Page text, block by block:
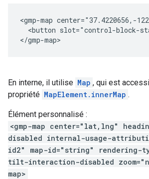
<gmp-map center="37.4220656,-
<button slot="control-block-
</gmp-map>
En interne, il utilise Map , qui est
propriété MapElement.innerMap .
Élément personnalisé :
<gmp-map center="lat,lng"
disabled internal-usage-
id2" map-id="string" rendering-
tilt-interaction-disabled
map>